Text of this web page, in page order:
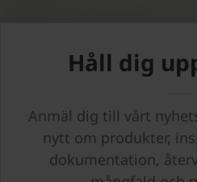
Håll dig
Anmäl dig till vårt
nytt om produkter,
dokumentation,